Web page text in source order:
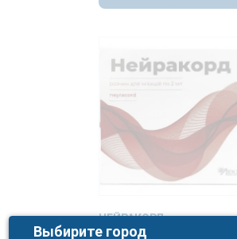
НЕЙРАКОРД раствор для
инъекций по 2мл №5
Выбирите город